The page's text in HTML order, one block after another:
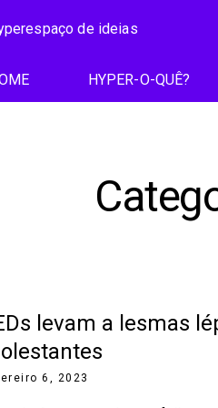
de ideias
HYPER-O-QUÊ?
levam a lesmas
6, 2023